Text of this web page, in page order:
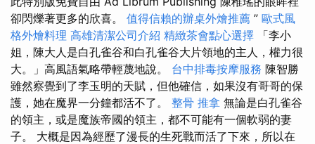
卻閃爍著更多的欣喜。 值得信賴的辦桌外燴推薦 ” 歐式風
格外燴料理 高雄清潔公司介紹 精緻茶會點心選擇 「李小
姐，陳大人是白孔雀谷和白孔雀谷大片領地的主人，權力很
大。」高風語氣略帶輕蔑地說。 台中排毒按摩服務 陳智勝
雖然察覺到了李玉明的天賦，但他確信，如果沒有哥哥的保
護，她在魔界一分鐘都活不了。 整骨 推拿 無論是白孔雀谷
的領主，或是魔族帝國的領主，都不可能有一個軟弱的妻
子。 大概是因為經歷了漫長的生死戰而活了下來，所以在